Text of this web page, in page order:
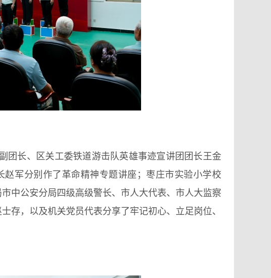
团长、区关工委铁道游击队英雄事迹宣讲团团长王金
军分别作了革命精神专题讲座；枣庄市实验小学校
中公安分局四级高级警长、市人大代表、市人大监察
存，以及机关党员代表分享了牢记初心、立足岗位、